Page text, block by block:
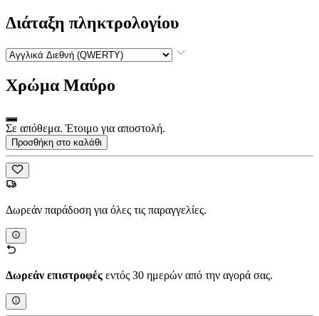
Διάταξη πληκτρολογίου
Χρώμα Μαύρο
Σε απόθεμα. Έτοιμο για αποστολή.
Προσθήκη στο καλάθι
Δωρεάν παράδοση για όλες τις παραγγελίες.
Δωρεάν επιστροφές εντός 30 ημερών από την αγορά σας.